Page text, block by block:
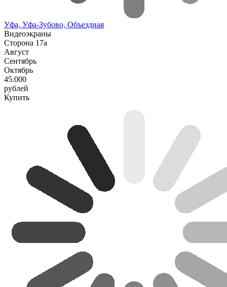
Уфа, Уфа-Зубово, Объездная
Видеоэкраны
Сторона 17а
Август
Сентябрь
Октябрь
45.000
рублей
Купить